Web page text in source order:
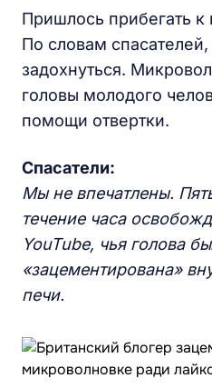
Пришлось прибегать
По словам
задохнуться.
головы молодого
помощи отвертки.
Спасатели:
Мы не впечатлены.
течение часа
YouTube, чья голова
«зацементирована»
печи.